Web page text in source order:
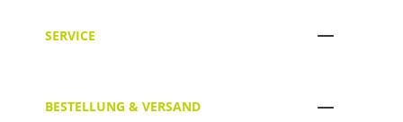
SERVICE
BESTELLUNG & VERSAND